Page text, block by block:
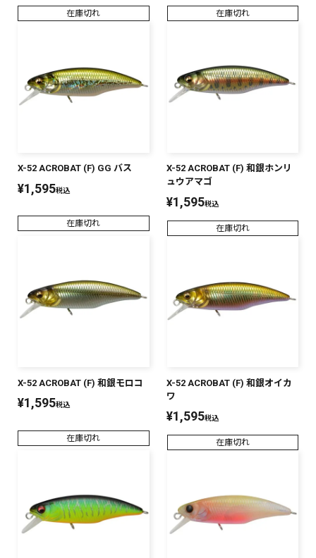
在庫切れ 在庫切れ
X-52 ACROBAT (F) GG バス
¥1,595税込
在庫切れ
X-52 ACROBAT (F) 和銀ホンリ
ュウアマゴ
¥1,595税込
在庫切れ
X-52 ACROBAT (F) 和銀モロコ
¥1,595税込
在庫切れ
X-52 ACROBAT (F) 和銀オイカ
ワ
¥1,595税込
在庫切れ